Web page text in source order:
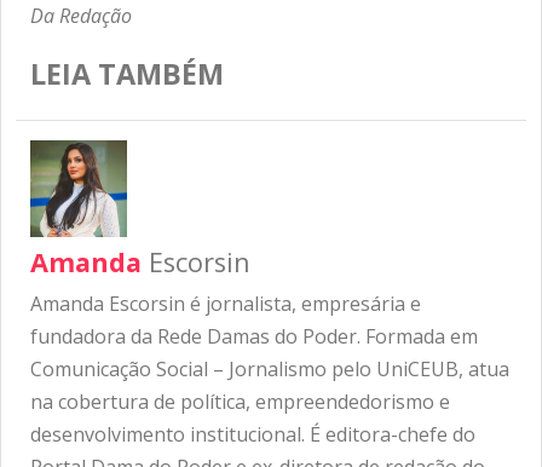
Da Redação
LEIA TAMBÉM
Amanda Escorsin
Amanda Escorsin é jornalista, empresária e
fundadora da Rede Damas do Poder. Formada em
Comunicação Social – Jornalismo pelo UniCEUB, atua
na cobertura de política, empreendedorismo e
desenvolvimento institucional. É editora-chefe do